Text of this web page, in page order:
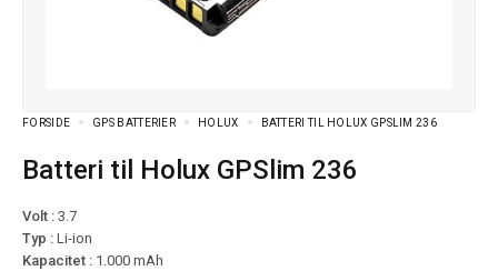
FORSIDE GPS BATTERIER HOLUX BATTERI TIL HOLUX GPSLIM 236
Batteri til Holux GPSlim 236
Volt : 3.7
Typ : Li-ion
Kapacitet : 1.000 mAh